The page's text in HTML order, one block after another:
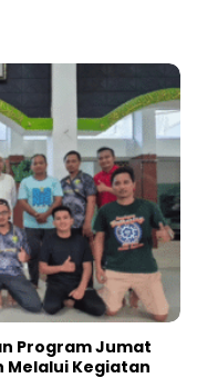
Program Jumat
Melalui Kegiatan